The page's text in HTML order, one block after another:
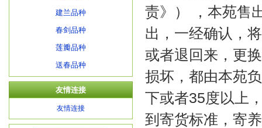
建兰品种
春剑品种
莲瓣品种
送春品种
友情连接
友情连接
责》） ，本苑售
出，一经确认，
或者退回来，更
损坏，都由本苑
下或者35度以上
到寄货标准，寄